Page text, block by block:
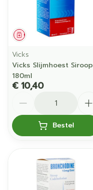
Geneesmiddel
Vicks
Vicks Slijmhoest Siroop
180ml
€ 10,40
Bestel